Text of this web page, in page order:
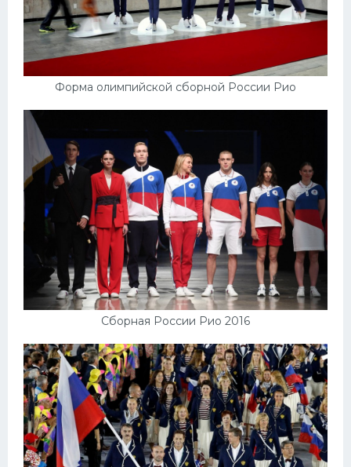
Форма олимпийской сборной России Рио
Сборная России Рио 2016